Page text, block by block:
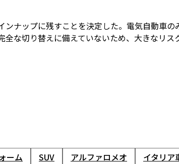
ナップに残すことを決定した。電気自動車の
な切り替えに備えていないため、大きなリス
ーム SUV アルファロメオ
イタリア